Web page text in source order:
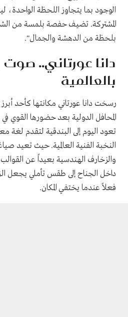
الوجود بما يتجاوز اللحظة الواحدة،
المشتركة. تضيف حفصة بلمسة من
بلحظة من الدهشة والجمال".
دانا عورتاني.. صوت
بالعالمية
رسخت دانا عورتاني مكانتها كأحد أبرز
تعود اليوم إلى البندقية لتقدم لغة
النخبة الفنية العالمية. حيث تعيد صياغة
والزخارف الهندسية بعيداً عن القوالب
داخل الجناح إلى طقس تأملي يجعل
فعلاً عندما يختفي المكان.